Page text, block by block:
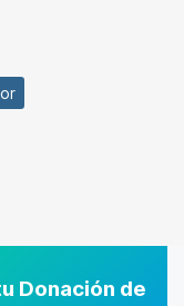
Donación de